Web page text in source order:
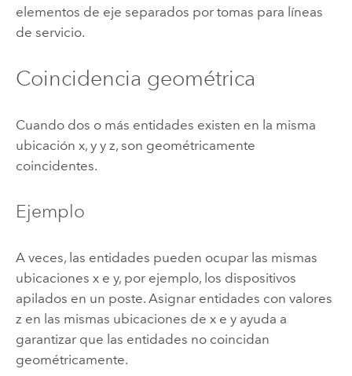
elementos de eje separados por tomas para líneas
de servicio.
Coincidencia geométrica
Cuando dos o más entidades existen en la misma
ubicación x, y y z, son geométricamente
coincidentes.
Ejemplo
A veces, las entidades pueden ocupar las mismas
ubicaciones x e y, por ejemplo, los dispositivos
apilados en un poste. Asignar entidades con valores
z en las mismas ubicaciones de x e y ayuda a
garantizar que las entidades no coincidan
geométricamente.